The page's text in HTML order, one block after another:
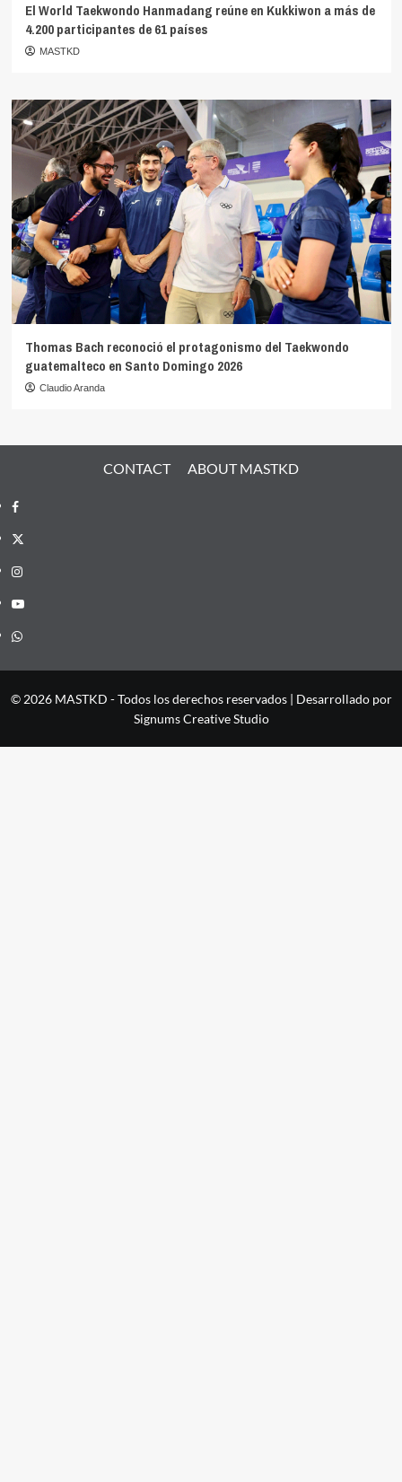
El World Taekwondo Hanmadang reúne en Kukkiwon a más de
4.200 participantes de 61 países
MASTKD
Thomas Bach reconoció el protagonismo del Taekwondo
guatemalteco en Santo Domingo 2026
Claudio Aranda
CONTACT ABOUT MASTKD
Facebook
X
Instagram
YouTube
Whatsapp